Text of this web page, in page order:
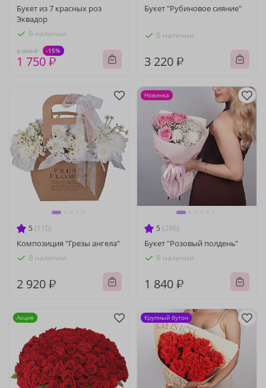
Букет из 7 красных роз
Эквадор
В наличии
2 060 ₽ -15%
1 750 ₽
Букет "Рубиновое сияние"
В наличии
3 220 ₽
5 (110)
Композиция "Грезы ангела"
В наличии
2 920 ₽
5 (286)
Букет "Розовый полдень"
В наличии
1 840 ₽
Новинка
Акция Крупный бутон